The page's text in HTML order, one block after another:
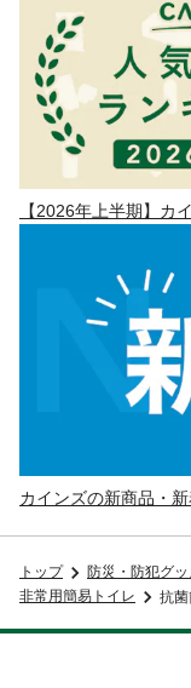
【2026年上半期】カ
カインズの新商品・
トップ 防災・防犯グ
非常用簡易トイレ
抗